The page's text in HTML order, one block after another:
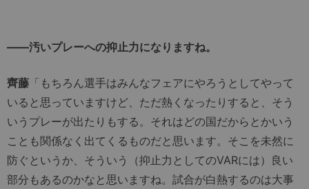
――汚いプレーへの抑止力になりますね。
齊藤 「もちろん選手はみんなフェアにやろうとしてやって
いると思っていますけど、ただ熱くなったりすると、そう
いうプレーが出たりもする。それはどの国だからとかいう
ことも関係なく出てくるものだと思います。そこを未然に
防ぐというか、そういう（抑止力としてのVARには）良い
部分もあるのかなと思いますね。試合が白熱するのは大事